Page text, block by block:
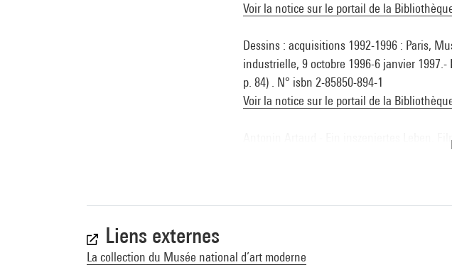
Voir la notice sur le portail de la
Dessins : acquisitions 1992-1996 : Paris,
industrielle, 9 octobre 1996-6 janvier 1997.-
p. 84) . N° isbn 2-85850-894-1
Voir la notice sur le portail de la
Antonin Artaud - Ein inszeniertes Leben.
Liens externes
La collection du Musée national d’art moderne